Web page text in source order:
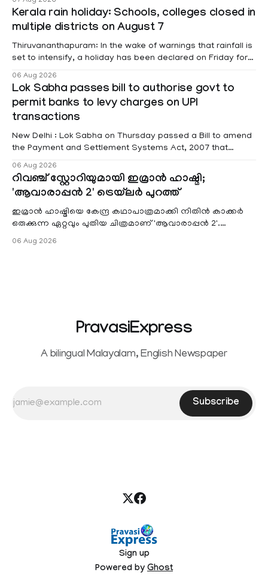
information was provided by Minister of State for External
Affairs Pabitra Margherita in a written reply to questions
raised
Kerala rain holiday: Schools, colleges closed in
multiple districts on August 7
Thiruvananthapuram: In the wake of warnings that rainfall is
set to intensify, a holiday has been declared on Friday for
Kottayam, Wayanad and Kasaragod districts. Meanwhile, a
red alert remains in place on Thursday for Kottayam,
Pathanamtitta and Idukki districts. Following a red alert on
06 Aug 2026
Lok Sabha passes bill to authorise govt to
permit banks to levy charges on UPI
transactions
New Delhi : Lok Sabha on Thursday passed a Bill to amend
the Payment and Settlement Systems Act, 2007 that
service providers to levy charges on payments through
unified payments interface (UPI) and other notified
electronic payment modes. The amendment passed by the
06 Aug 2026
റിവഞ്ച് സ്റ്റോറിയുമായി ഇമ്രാൻ ഹാഷ്മി;
'ആവാരാപ്പൻ 2' ട്രെയ്‌ലർ പുറത്ത്
ഇമ്രാൻ ഹാഷ്മിയെ കേന്ദ്ര കഥാപാത്രമാക്കി നിതിൻ കാക്കർ
ഒരുക്കുന്ന ഏറ്റവും പുതിയ ചിത്രമാണ് 'ആവാരാപ്പൻ 2'.
06 Aug 2026
PravasiExpress
A bilingual Malayalam, English Newspaper
Subscribe
Sign up
Powered by Ghost